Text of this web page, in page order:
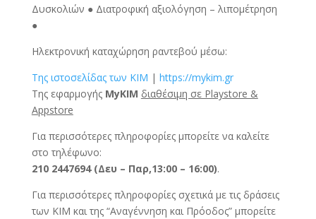
Δυσκολιών ● Διατροφική αξιολόγηση – λιπομέτρηση
●
Ηλεκτρονική καταχώρηση ραντεβού μέσω:
Της ιστοσελίδας των ΚΙΜ | https://mykim.gr
Tης εφαρμογής MyKIM διαθέσιμη σε Playstore &
Appstore
Για περισσότερες πληροφορίες μπορείτε να καλείτε
στο τηλέφωνο:
210 2447694 (Δευ – Παρ,13:00 – 16:00).
Για περισσότερες πληροφορίες σχετικά με τις δράσεις
των ΚΙΜ και της “Αναγέννηση και Πρόοδος” μπορείτε